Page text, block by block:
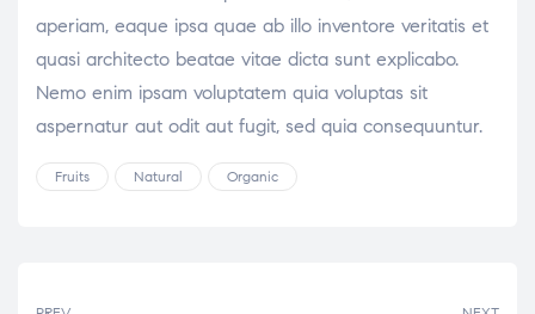
aperiam, eaque ipsa quae ab illo inventore veritatis et
quasi architecto beatae vitae dicta sunt explicabo.
Nemo enim ipsam voluptatem quia voluptas sit
aspernatur aut odit aut fugit, sed quia consequuntur.
Fruits Natural Organic